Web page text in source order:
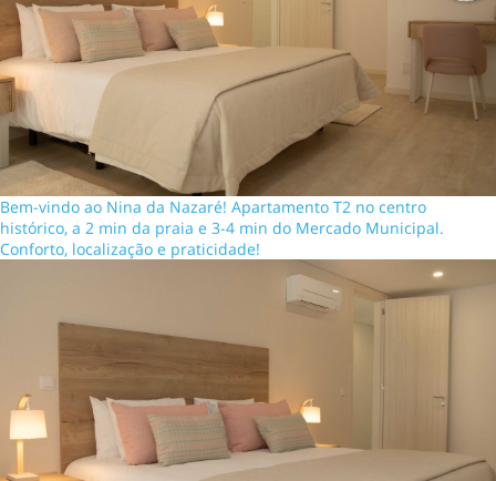
Bem-vindo ao Nina da Nazaré! Apartamento T2 no centro
histórico, a 2 min da praia e 3-4 min do Mercado Municipal.
Conforto, localização e praticidade!